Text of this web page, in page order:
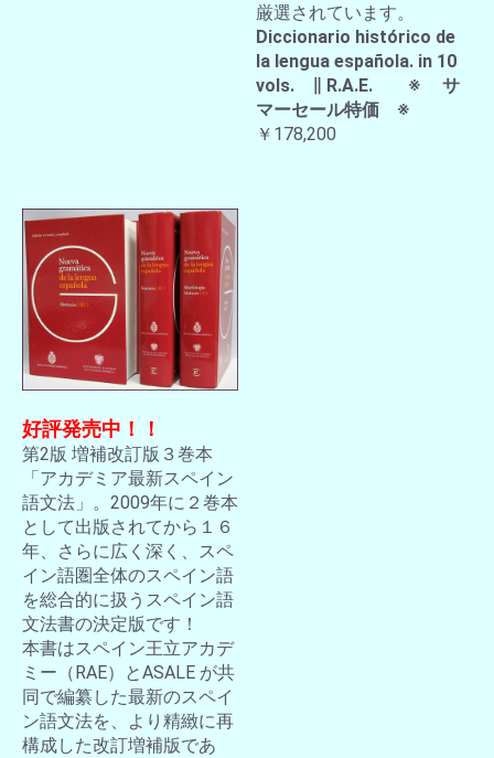
厳選されています。
Diccionario histórico de
la lengua española. in 10
vols. ∥ R.A.E. ※ サ
マーセール特価 ※
￥178,200
好評発売中！！
第2版 増補改訂版３巻本
「アカデミア最新スペイン
語文法」。2009年に２巻本
として出版されてから１６
年、さらに広く深く、スペ
イン語圏全体のスペイン語
を総合的に扱うスペイン語
文法書の決定版です！
本書はスペイン王立アカデ
ミー（RAE）とASALE が共
同で編纂した最新のスペイ
ン語文法を、より精緻に再
構成した改訂増補版であ